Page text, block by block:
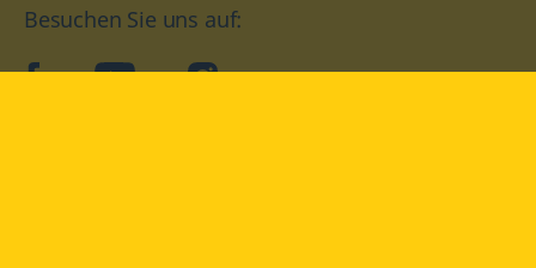
Besuchen Sie uns auf:
facebookYouTube Instagram